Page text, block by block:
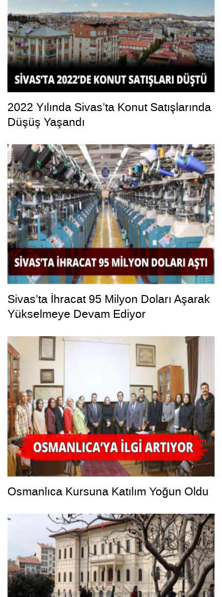
2022 Yılında Sivas’ta Konut Satışlarında
Düşüş Yaşandı
Sivas’ta İhracat 95 Milyon Doları Aşarak
Yükselmeye Devam Ediyor
Osmanlıca Kursuna Katılım Yoğun Oldu